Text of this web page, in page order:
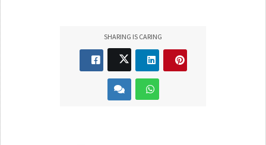
SHARING IS CARING